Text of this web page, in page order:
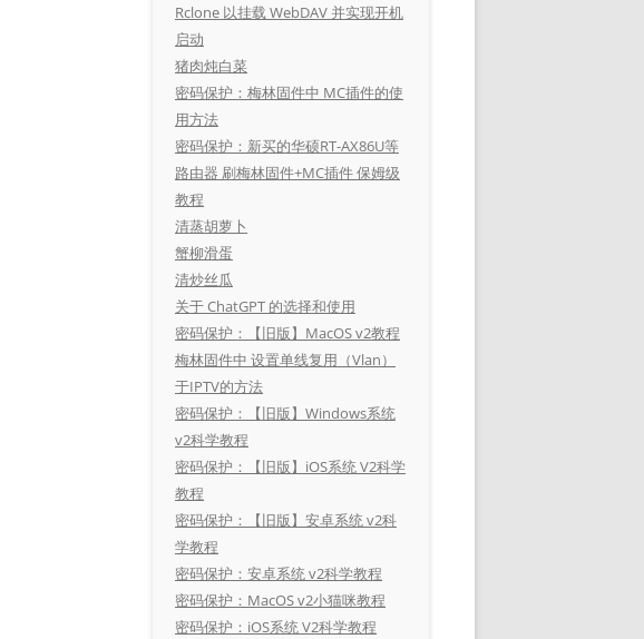
Rclone 以挂载 WebDAV 并实现开机
启动
猪肉炖白菜
密码保护：梅林固件中 MC插件的使
用方法
密码保护：新买的华硕RT-AX86U等
路由器 刷梅林固件+MC插件 保姆级
教程
清蒸胡萝卜
蟹柳滑蛋
清炒丝瓜
关于 ChatGPT 的选择和使用
密码保护：【旧版】MacOS v2教程
梅林固件中 设置单线复用（Vlan）
于IPTV的方法
密码保护：【旧版】Windows系统
v2科学教程
密码保护：【旧版】iOS系统 V2科学
教程
密码保护：【旧版】安卓系统 v2科
学教程
密码保护：安卓系统 v2科学教程
密码保护：MacOS v2小猫咪教程
密码保护：iOS系统 V2科学教程